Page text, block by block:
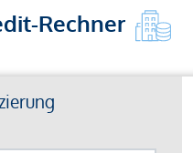
Rechner